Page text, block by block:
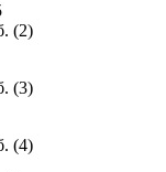
(2)
(3)
(4)